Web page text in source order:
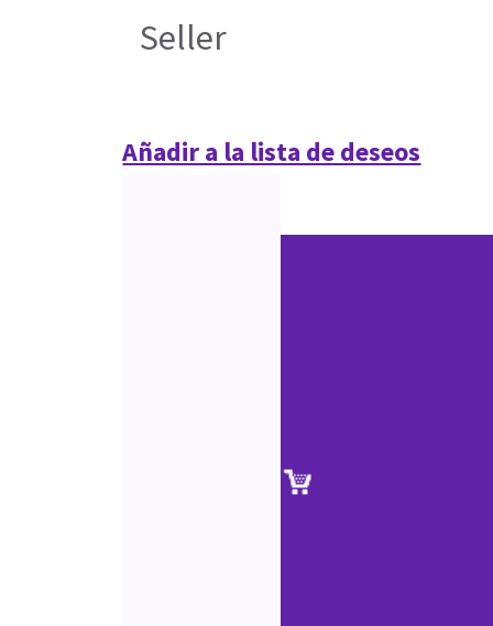
Seller
Añadir a la lista de deseos